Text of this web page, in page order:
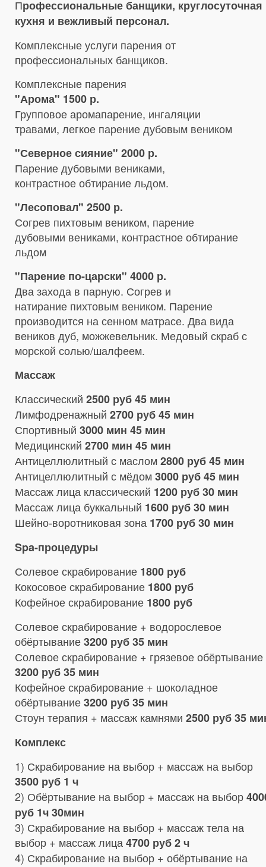
Профессиональные банщики, круглосуточная
кухня и вежливый персонал.
Комплексные услуги парения от
профессиональных банщиков.
Комплексные парения
"Арома" 1500 р.
Групповое аромапарение, ингаляции
травами, легкое парение дубовым веником
"Северное сияние" 2000 р.
Парение дубовыми вениками,
контрастное обтирание льдом.
"Лесоповал" 2500 р.
Согрев пихтовым веником, парение
дубовыми вениками, контрастное обтирание
льдом
"Парение по-царски" 4000 р.
Два захода в парную. Согрев и
натирание пихтовым веником. Парение
производится на сенном матрасе. Два вида
веников дуб, можжевельник. Медовый скраб с
морской солью/шалфеем.
Массаж
Классический 2500 руб 45 мин
Лимфодренажный 2700 руб 45 мин
Спортивный 3000 мин 45 мин
Медицинский 2700 мин 45 мин
Антицеллюлитный с маслом2800 руб 45 мин
Антицеллюлитный с мёдом3000 руб 45 мин
Массаж лица классический 1200 руб 30 мин
Массаж лица буккальный 1600 руб 30 мин
Шейно-воротниковая зона 1700 руб 30 мин
Spa-процедуры
Солевое скрабирование 1800 руб
Кокосовое скрабирование 1800 руб
Кофейное скрабирование 1800 руб
Солевое скрабирование + водорослевое
обёртывание3200 руб 35 мин
Солевое скрабирование + грязевое обёртывание
3200 руб 35 мин
Кофейное скрабирование + шоколадное
обёртывание3200 руб 35 мин
Стоун терапия + массаж камнями 2500 руб 35
Комплекс
1) Скрабирование на выбор + массаж на выбор
3500 руб 1 ч
2) Обёртывание на выбор + массаж на выбор
руб 1ч 30мин
3) Скрабирование на выбор + массаж тела на
выбор + массаж лица 4700 руб 2 ч
4) Скрабирование на выбор + обёртывание на